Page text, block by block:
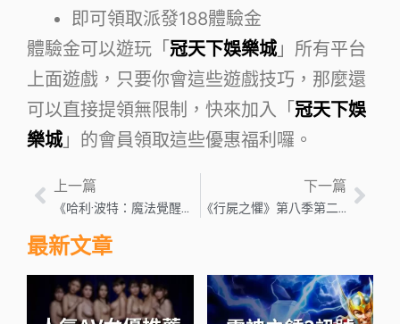
即可領取派發188體驗金
體驗金可以遊玩「 冠天下娛樂城」所有平台
上面遊戲，只要你會這些遊戲技巧，那麼還
可以直接提領無限制，快來加入「 冠天下娛
樂城」的會員領取這些優惠福利囉。
上一篇 下一篇
最新文章